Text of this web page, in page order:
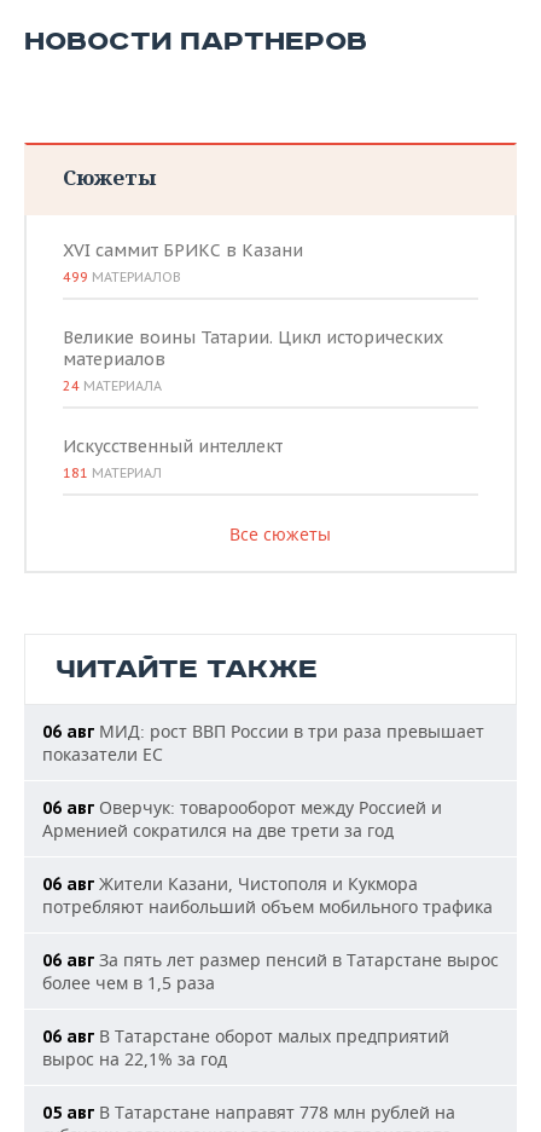
НОВОСТИ ПАРТНЕРОВ
Сюжеты
XVI саммит БРИКС в Казани
499 МАТЕРИАЛОВ
Великие воины Татарии. Цикл исторических
материалов
24 МАТЕРИАЛА
Искусственный интеллект
181 МАТЕРИАЛ
Все сюжеты
ЧИТАЙТЕ ТАКЖЕ
06 авг МИД: рост ВВП России в три раза превышает
показатели ЕС
06 авг Оверчук: товарооборот между Россией и
Арменией сократился на две трети за год
06 авг Жители Казани, Чистополя и Кукмора
потребляют наибольший объем мобильного трафика
06 авг За пять лет размер пенсий в Татарстане вырос
более чем в 1,5 раза
06 авг В Татарстане оборот малых предприятий
вырос на 22,1% за год
05 авг В Татарстане направят 778 млн рублей на